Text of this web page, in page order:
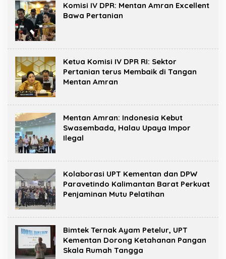
Komisi IV DPR: Mentan Amran Excellent
Bawa Pertanian
Ketua Komisi IV DPR RI: Sektor
Pertanian terus Membaik di Tangan
Mentan Amran
Mentan Amran: Indonesia Kebut
Swasembada, Halau Upaya Impor
Ilegal
Kolaborasi UPT Kementan dan DPW
Paravetindo Kalimantan Barat Perkuat
Penjaminan Mutu Pelatihan
Bimtek Ternak Ayam Petelur, UPT
Kementan Dorong Ketahanan Pangan
Skala Rumah Tangga